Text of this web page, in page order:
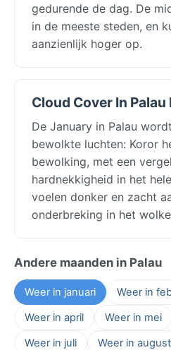
gedurende de dag. De
in de meeste steden, en
aanzienlijk hoger op.
Cloud Cover In Palau
De January in Palau
bewolkte luchten: Koror
bewolking, met een
hardnekkigheid in het
voelen donker en zacht
onderbreking in het
Andere maanden in Palau
Weer in januari Weer in
Weer in april
Weer in mei
Weer in juli
Weer in